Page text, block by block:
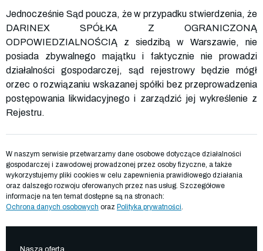
Jednocześnie Sąd poucza, że w przypadku stwierdzenia, że
DARINEX SPÓŁKA Z OGRANICZONĄ
ODPOWIEDZIALNOŚCIĄ z siedzibą w Warszawie, nie
posiada zbywalnego majątku i faktycznie nie prowadzi
działalności gospodarczej, sąd rejestrowy będzie mógł
orzec o rozwiązaniu wskazanej spółki bez przeprowadzenia
postępowania likwidacyjnego i zarządzić jej wykreślenie z
Rejestru.
W naszym serwisie przetwarzamy dane osobowe dotyczące działalności
gospodarczej i zawodowej prowadzonej przez osoby fizyczne, a także
wykorzystujemy pliki cookies w celu zapewnienia prawidłowego działania
oraz dalszego rozwoju oferowanych przez nas usług. Szczegółowe
informacje na ten temat dostępne są na stronach:
Ochrona danych osobowych oraz Polityka prywatności
Nasza oferta